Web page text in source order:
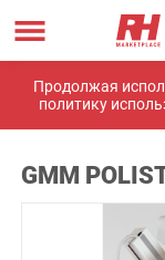
Продолжая
политику
GMM